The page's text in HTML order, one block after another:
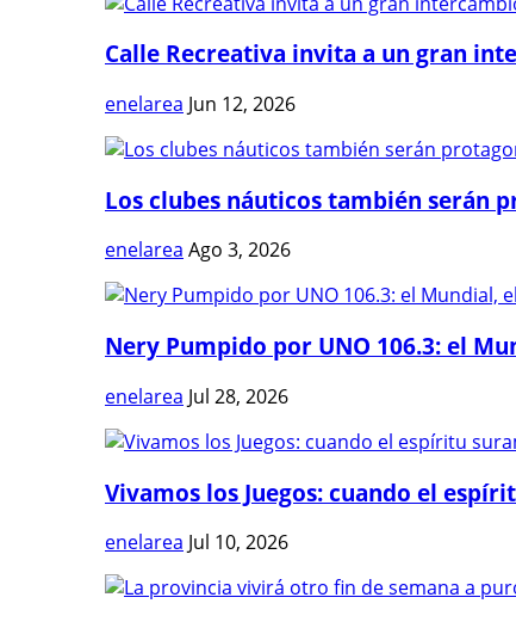
Calle Recreativa invita a un gran
enelarea Jun 12, 2026
Los clubes náuticos también serán
enelarea Ago 3, 2026
Nery Pumpido por UNO 106.3: el
enelarea Jul 28, 2026
Vivamos los Juegos: cuando el
enelarea Jul 10, 2026